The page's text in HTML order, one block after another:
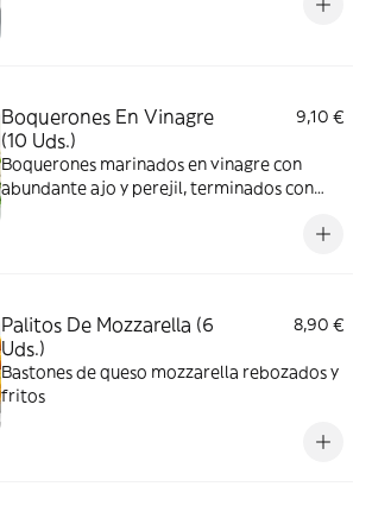
Boquerones En Vinagre
(10 Uds.)
9,10 €
Boquerones marinados en vinagre con
abundante ajo y perejil, terminados con
Palitos De Mozzarella (6
Uds.)
8,90 €
Bastones de queso mozzarella rebozados y
fritos